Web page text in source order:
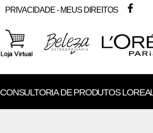
PRIVACIDADE - MEUS DIREITOS
CONSULTORIA DE PRODUTOS